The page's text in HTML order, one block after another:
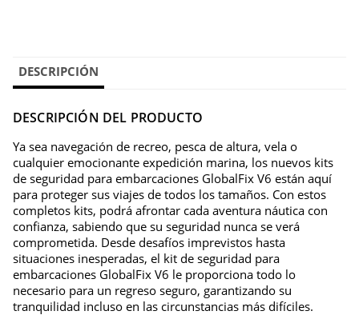
DESCRIPCIÓN
DESCRIPCIÓN DEL PRODUCTO
Ya sea navegación de recreo, pesca de altura, vela o
cualquier emocionante expedición marina, los nuevos kits
de seguridad para embarcaciones GlobalFix V6 están aquí
para proteger sus viajes de todos los tamaños. Con estos
completos kits, podrá afrontar cada aventura náutica con
confianza, sabiendo que su seguridad nunca se verá
comprometida. Desde desafíos imprevistos hasta
situaciones inesperadas, el kit de seguridad para
embarcaciones GlobalFix V6 le proporciona todo lo
necesario para un regreso seguro, garantizando su
tranquilidad incluso en las circunstancias más difíciles.